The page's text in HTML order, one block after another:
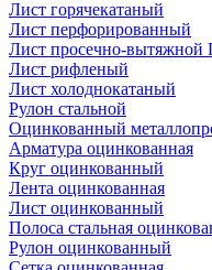
Лист горячекатаный
Лист перфорированный
Лист просечно-
Лист рифленый
Лист холоднокатаный
Рулон стальной
Оцинкованный
Арматура оцинкованная
Круг оцинкованный
Лента оцинкованная
Лист оцинкованный
Полоса стальная
Рулон оцинкованный